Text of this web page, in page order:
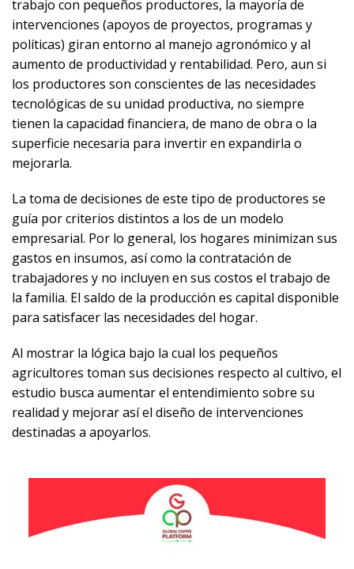
trabajo con pequeños productores, la mayoría de
intervenciones (apoyos de proyectos, programas y
políticas) giran entorno al manejo agronómico y al
aumento de productividad y rentabilidad. Pero, aun si
los productores son conscientes de las necesidades
tecnológicas de su unidad productiva, no siempre
tienen la capacidad financiera, de mano de obra o la
superficie necesaria para invertir en expandirla o
mejorarla.
La toma de decisiones de este tipo de productores se
guía por criterios distintos a los de un modelo
empresarial. Por lo general, los hogares minimizan sus
gastos en insumos, así como la contratación de
trabajadores y no incluyen en sus costos el trabajo de
la familia. El saldo de la producción es capital disponible
para satisfacer las necesidades del hogar.
Al mostrar la lógica bajo la cual los pequeños
agricultores toman sus decisiones respecto al cultivo, el
estudio busca aumentar el entendimiento sobre su
realidad y mejorar así el diseño de intervenciones
destinadas a apoyarlos.